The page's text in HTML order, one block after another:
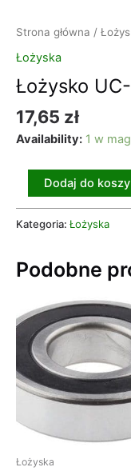
Strona główna /
Łożyska
Łożysko
17,65 zł
Availability: 1 w
Dodaj do
Kategoria: Łożyska
Podobne
Łożyska